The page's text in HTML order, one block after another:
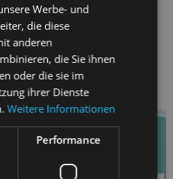
Werbe- und
die diese
anderen
die Sie ihnen
oder die sie im
ihrer Dienste
Weitere Informationen
Performance